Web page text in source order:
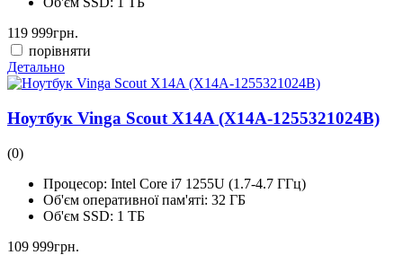
119 999грн.
порівняти
Детально
Ноутбук Vinga Scout X14A (X14A-1255321024B)
(0)
Процесор: Intel Core i7 1255U (1.7-4.7 ГГц)
Об'єм оперативної пам'яті: 32 ГБ
Об'єм SSD: 1 ТБ
109 999грн.